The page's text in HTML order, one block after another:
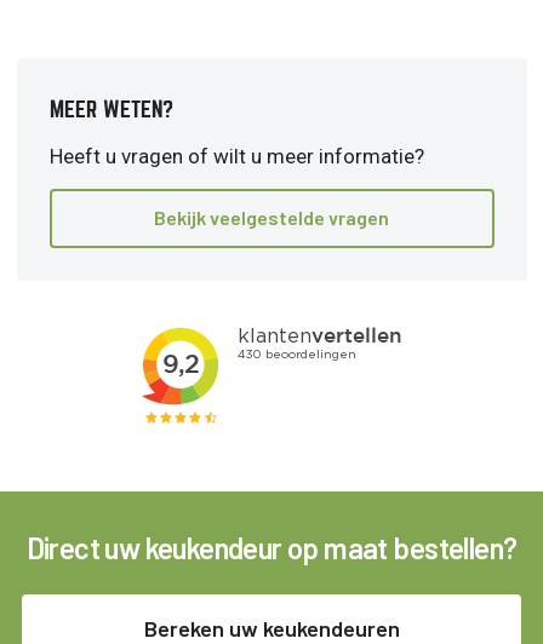
MEER WETEN?
Heeft u vragen of wilt u meer informatie?
Bekijk veelgestelde vragen
Direct uw keukendeur op maat bestellen?
Bereken uw keukendeuren